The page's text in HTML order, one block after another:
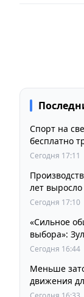
Спорт на
бесплатно
Сегодня 17:11
лет выросло
Сегодня 17:10
«Сильное
выбора»:
Сегодня 16:44
Меньше
движения